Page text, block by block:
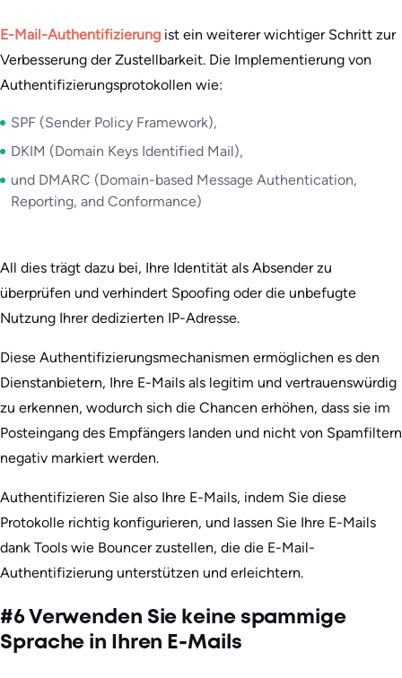
E-Mail-Authentifizierung ist ein weiterer wichtiger Schritt zur
Verbesserung der Zustellbarkeit. Die Implementierung von
Authentifizierungsprotokollen wie:
SPF (Sender Policy Framework),
DKIM (Domain Keys Identified Mail),
und DMARC (Domain-based Message Authentication,
Reporting, and Conformance)
All dies trägt dazu bei, Ihre Identität als Absender zu
überprüfen und verhindert Spoofing oder die unbefugte
Nutzung Ihrer dedizierten IP-Adresse.
Diese Authentifizierungsmechanismen ermöglichen es den
Dienstanbietern, Ihre E-Mails als legitim und vertrauenswürdig
zu erkennen, wodurch sich die Chancen erhöhen, dass sie im
Posteingang des Empfängers landen und nicht von Spamfiltern
negativ markiert werden.
Authentifizieren Sie also Ihre E-Mails, indem Sie diese
Protokolle richtig konfigurieren, und lassen Sie Ihre E-Mails
dank Tools wie Bouncer zustellen, die die E-Mail-
Authentifizierung unterstützen und erleichtern.
#6 Verwenden Sie keine spammige
Sprache in Ihren E-Mails